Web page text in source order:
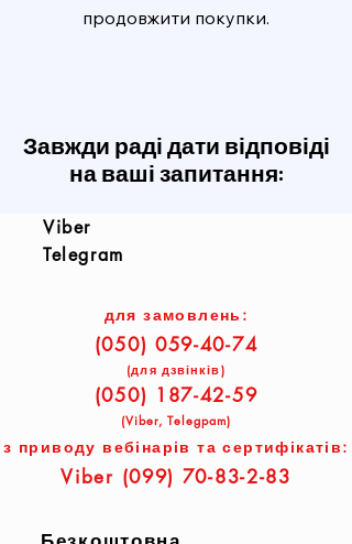
продовжити покупки.
Завжди раді дати відповіді
на ваші запитання:
Viber
Telegram
для замовлень:
(050) 059-40-74
(для дзвінків)
(050) 187-42-59
(Viber, Telegpam)
з приводу вебінарів та сертифікатів:
Viber (099) 70-83-2-83